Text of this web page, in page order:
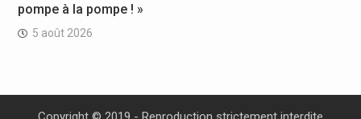
pompe à la pompe ! »
5 août 2026